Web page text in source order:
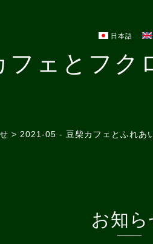
日本語
フェとフク
> 2021-05 - 豆柴カフェとふれあ
お知ら